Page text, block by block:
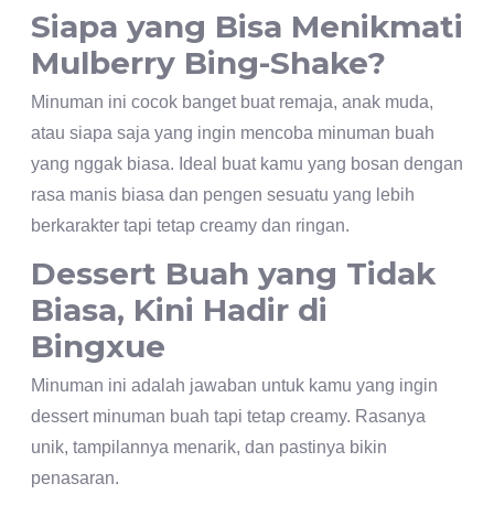
Siapa yang Bisa Menikmati
Mulberry Bing-Shake?
Minuman ini cocok banget buat remaja, anak muda,
atau siapa saja yang ingin mencoba minuman buah
yang nggak biasa. Ideal buat kamu yang bosan dengan
rasa manis biasa dan pengen sesuatu yang lebih
berkarakter tapi tetap creamy dan ringan.
Dessert Buah yang Tidak
Biasa, Kini Hadir di
Bingxue
Minuman ini adalah jawaban untuk kamu yang ingin
dessert minuman buah tapi tetap creamy. Rasanya
unik, tampilannya menarik, dan pastinya bikin
penasaran.